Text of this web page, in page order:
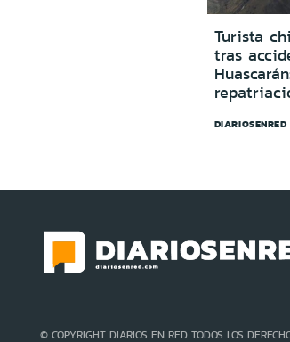
Turista
tras
DIARIOSENRED
© COPYRIGHT DIARIOS EN RED TODOS LOS